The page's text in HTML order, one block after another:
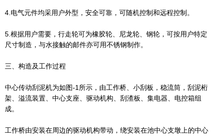
4.电气元件均采用户外型，安全可靠，可随机控制和远程控制。
5.根据用户需要，行走轮可为橡胶轮、尼龙轮、钢轮，可按用户特定
尺寸制造，与水接触的邮件亦可用不锈钢制作。
三、构造及工作过程
中心传动刮泥机为如图-1所示，由工作桥、小刮板，稳流筒，刮泥桁
架、溢流装置、中心支座、驱动机构、刮渣板、集电器、电控箱组
成。
工作桥由安装在周边的驱动机构带动，绕安装在池中心支墩上的中心